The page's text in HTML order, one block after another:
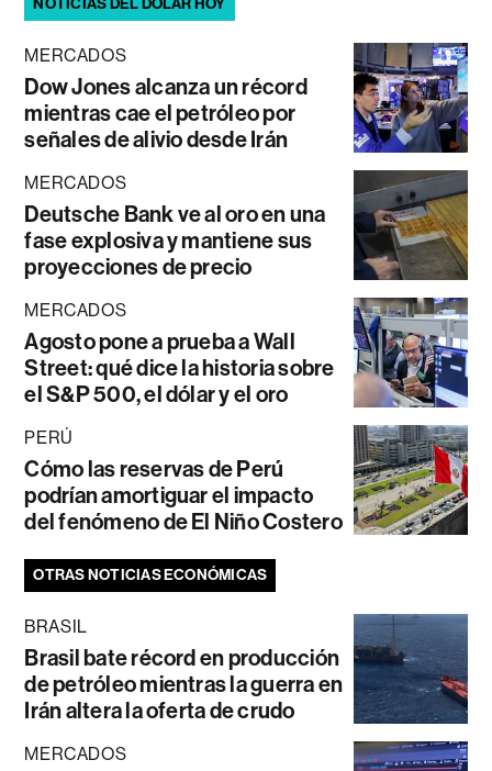
NOTICIAS DEL DÓLAR HOY
MERCADOS
Dow Jones alcanza un récord
mientras cae el petróleo por
señales de alivio desde Irán
MERCADOS
Deutsche Bank ve al oro en una
fase explosiva y mantiene sus
proyecciones de precio
MERCADOS
Agosto pone a prueba a Wall
Street: qué dice la historia sobre
el S&P 500, el dólar y el oro
PERÚ
Cómo las reservas de Perú
podrían amortiguar el impacto
del fenómeno de El Niño Costero
OTRAS NOTICIAS ECONÓMICAS
BRASIL
Brasil bate récord en producción
de petróleo mientras la guerra en
Irán altera la oferta de crudo
MERCADOS